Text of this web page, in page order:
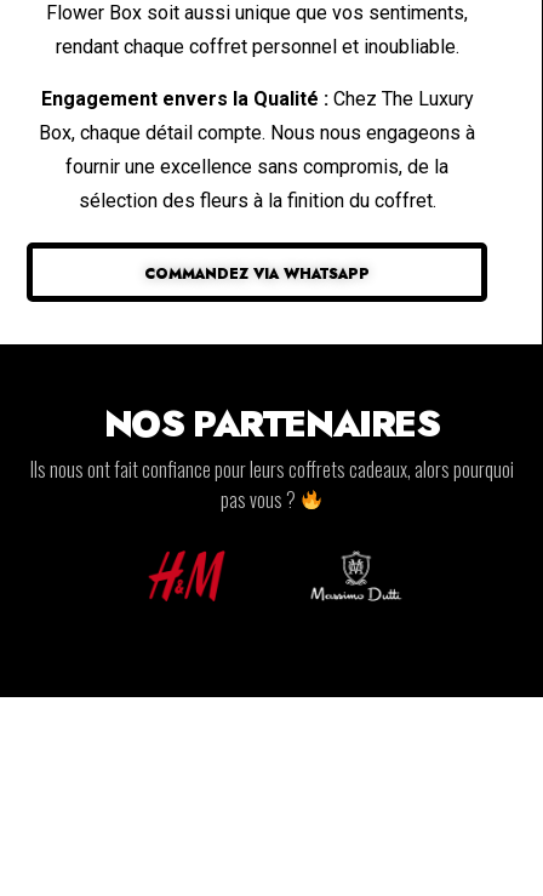
Flower Box soit aussi unique que vos sentiments,
rendant chaque coffret personnel et inoubliable.
Engagement envers la Qualité :Chez The Luxury
Box, chaque détail compte. Nous nous engageons à
fournir une excellence sans compromis, de la
sélection des fleurs à la finition du coffret.
COMMANDEZ VIA WHATSAPP
NOS PARTENAIRES
Ils nous ont fait confiance pour leurs coffrets cadeaux, alors pourquoi
pas vous ?